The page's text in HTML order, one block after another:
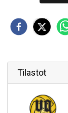
Tilastot